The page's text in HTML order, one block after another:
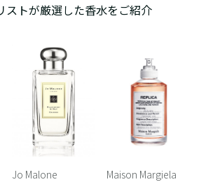
ストが厳選した香水をご紹介
Jo Malone Maison Margiela